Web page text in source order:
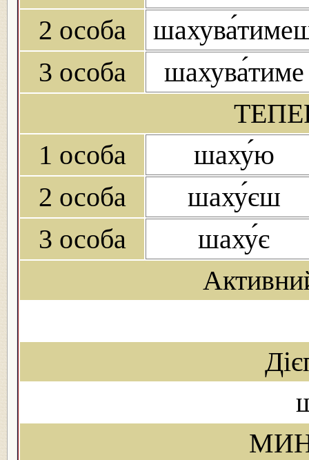
2 особа
3 особа
шахува́тиме
1 особа
шаху́ю
2 особа
шаху́єш
3 особа
шаху́є